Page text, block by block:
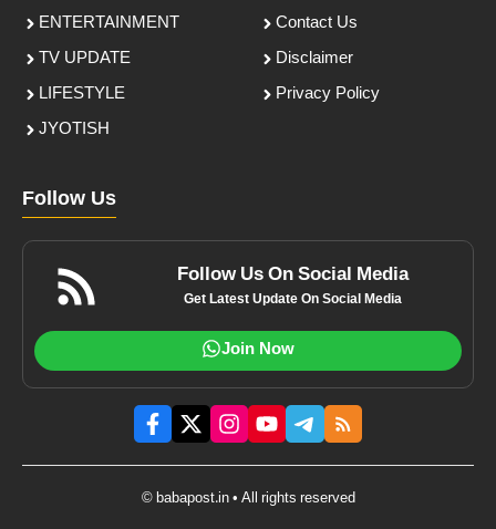
ENTERTAINMENT
TV UPDATE
LIFESTYLE
JYOTISH
Contact Us
Disclaimer
Privacy Policy
Follow Us
Follow Us On Social Media
Get Latest Update On Social Media
Join Now
© babapost.in • All rights reserved